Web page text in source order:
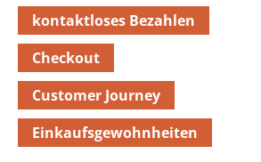
kontaktloses Bezahlen
Checkout
Customer Journey
Einkaufsgewohnheiten